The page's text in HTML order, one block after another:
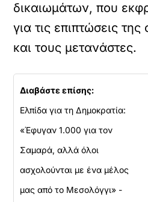
δικαιωμάτων, που
για τις επιπτώσεις
και τους μετανάστες.
Διαβάστε επίσης:
Ελπίδα για τη Δημοκρατία:
«Έφυγαν 1.000 για τον
Σαμαρά, αλλά όλοι
ασχολούνται με ένα μέλος
μας από το Μεσολόγγι» -